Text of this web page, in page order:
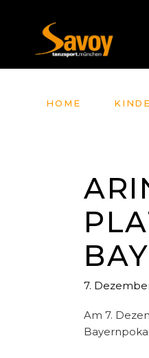
HOME
7.
Am 7.